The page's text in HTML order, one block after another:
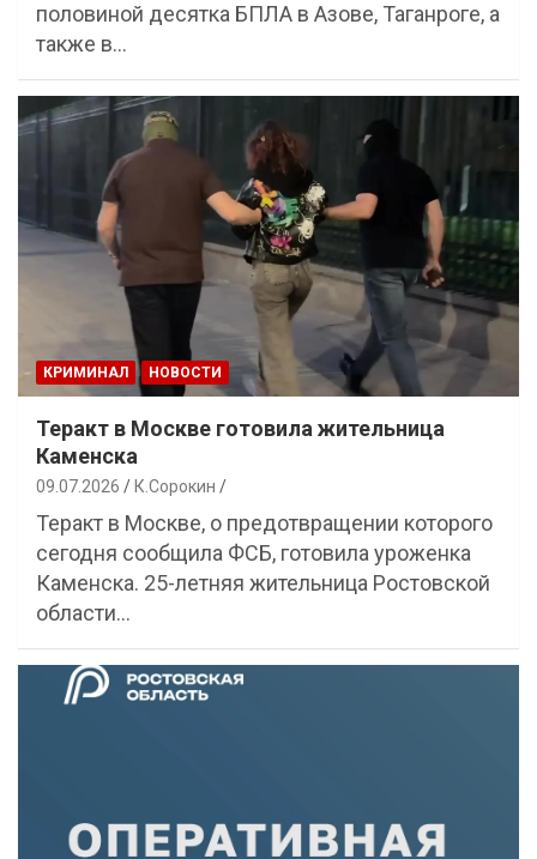
половиной десятка БПЛА в Азове, Таганроге, а
также в…
КРИМИНАЛ НОВОСТИ
Теракт в Москве готовила жительница
Каменска
09.07.2026 К.Сорокин
Теракт в Москве, о предотвращении которого
сегодня сообщила ФСБ, готовила уроженка
Каменска. 25-летняя жительница Ростовской
области…